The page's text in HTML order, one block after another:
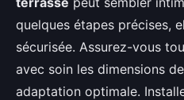
quelques étapes précises,
sécurisée. Assurez-vous
avec soin les dimensions
adaptation optimale.